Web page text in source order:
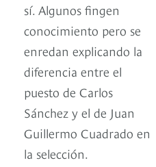
sí. Algunos fingen
conocimiento pero se
enredan explicando la
diferencia entre el
puesto de Carlos
Sánchez y el de Juan
Guillermo Cuadrado en
la selección.